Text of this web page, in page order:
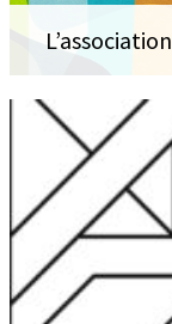
L’association